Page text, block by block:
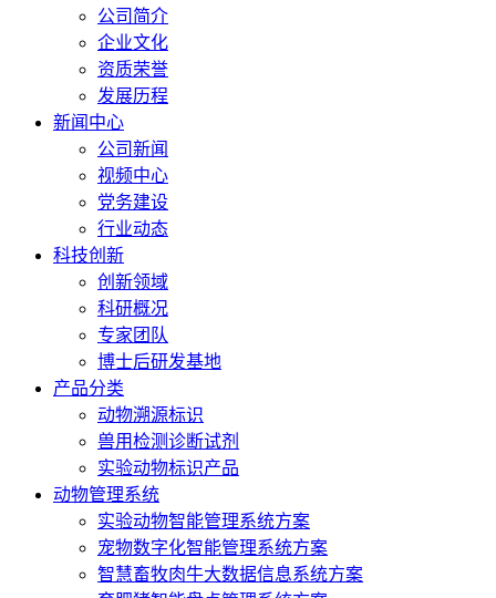
公司简介
企业文化
资质荣誉
发展历程
新闻中心
公司新闻
视频中心
党务建设
行业动态
科技创新
创新领域
科研概况
专家团队
博士后研发基地
产品分类
动物溯源标识
兽用检测诊断试剂
实验动物标识产品
动物管理系统
实验动物智能管理系统方案
宠物数字化智能管理系统方案
智慧畜牧肉牛大数据信息系统方案